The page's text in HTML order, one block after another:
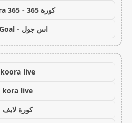
كورة 365 - kooora 365
اس جول - AS Goal
koora live
kora live
كورة لايف